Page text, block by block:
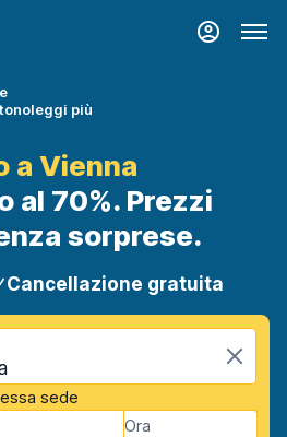
più
a Vienna
al 70%. Prezzi
sorprese.
Cancellazione gratuita
sede
Ora